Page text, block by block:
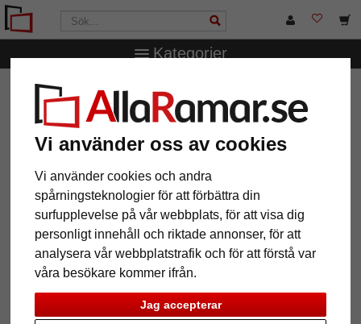
Vi använder oss av cookies
Vi använder cookies och andra
spårningsteknologier för att förbättra din
surfupplevelse på vår webbplats, för att visa dig
personligt innehåll och riktade annonser, för att
analysera vår webbplatstrafik och för att förstå var
våra besökare kommer ifrån.
Jag accepterar
Kategorier
AllaRamar.se Övriga produkter
Baby Animals - baby memory box
Minneslåda Baby Animals - baby
memory box